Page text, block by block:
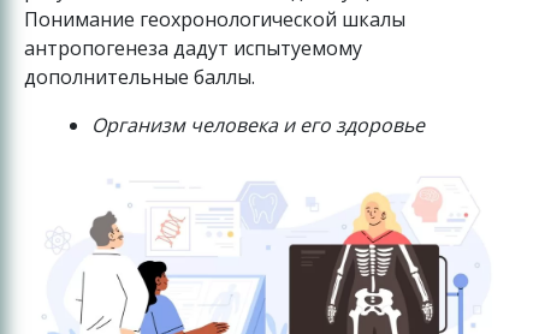
Понимание геохронологической шкалы
антропогенеза дадут испытуемому
дополнительные баллы.
Организм человека и его здоровье